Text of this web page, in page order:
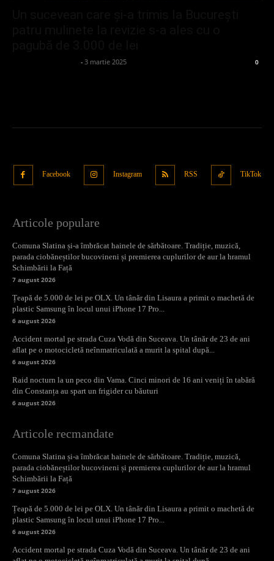
- 3 martie 2025 0
Facebook Instagram RSS TikTok
Articole populare
Comuna Slatina și-a îmbrăcat hainele de sărbătoare. Tradiție, muzică,
parada ciobăneștilor bucovineni și premierea cuplurilor de aur la hramul
Schimbării la Față
7 august 2026
Țeapă de 5.000 de lei pe OLX. Un tânăr din Lisaura a primit o machetă de
plastic Samsung în locul unui iPhone 17 Pro...
6 august 2026
Accident mortal pe strada Cuza Vodă din Suceava. Un tânăr de 23 de ani
aflat pe o motocicletă neînmatriculată a murit la spital după...
6 august 2026
Raid nocturn la un peco din Vama. Cinci minori de 16 ani veniți în tabără
din Constanța au spart un frigider cu băuturi
6 august 2026
Articole recmandate
Comuna Slatina și-a îmbrăcat hainele de sărbătoare. Tradiție, muzică,
parada ciobăneștilor bucovineni și premierea cuplurilor de aur la hramul
Schimbării la Față
7 august 2026
Țeapă de 5.000 de lei pe OLX. Un tânăr din Lisaura a primit o machetă de
plastic Samsung în locul unui iPhone 17 Pro...
6 august 2026
Accident mortal pe strada Cuza Vodă din Suceava. Un tânăr de 23 de ani